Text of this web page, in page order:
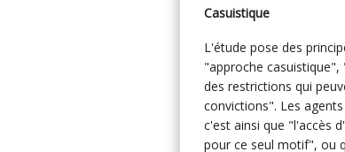
Casuistique
L'étude pose des
"approche
des restrictions qui
convictions". Les
c'est ainsi que "l'accès
pour ce seul motif", ou